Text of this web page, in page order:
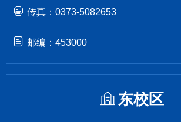
传真：0373-5082653
邮编：453000
东校区